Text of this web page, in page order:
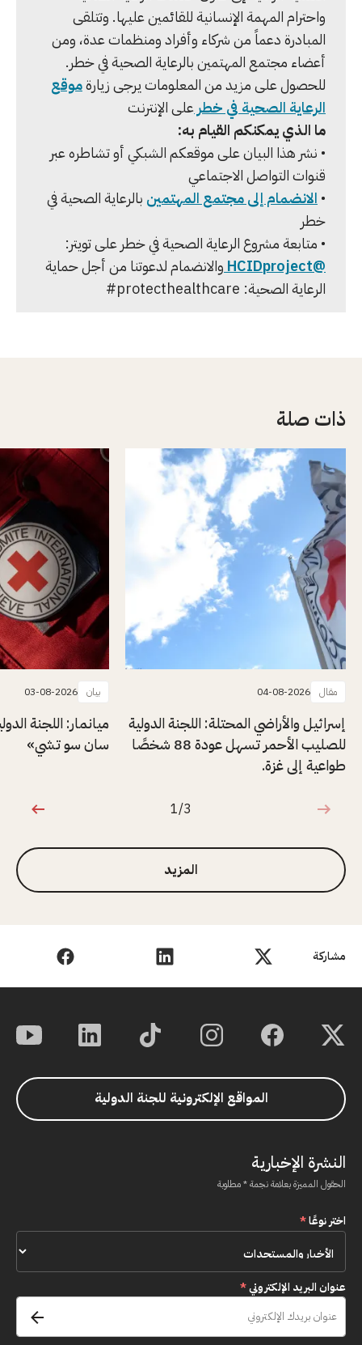
مشاركة
واحترام المهمة الإنسانية للقائمين عليها. وتتلقى
المبادرة دعماً من شركاء وأفراد ومنظمات عدة، ومن
أعضاء مجتمع المهتمين بالرعاية الصحية في خطر.
للحصول على مزيد من المعلومات يرجى زيارةموقع
الرعاية الصحية في خطر على الإنترنت
ما الذي يمكنكم القيام به:
• نشر هذا البيان على موقعكم الشبكي أو تشاطره عبر
قنوات التواصل الاجتماعي
• الانضمام إلى مجتمع المهتمين بالرعاية الصحية في
خطر
• متابعة مشروع الرعاية الصحية في خطر على تويتر:
@HCIDproject
والانضمام لدعوتنا من أجل حماية
الرعاية الصحية: protecthealthcare#
ذات صلة
مقال 04-08-2026
إسرائيل والأراضي المحتلة: اللجنة الدولية
للصليب الأحمر تسهل عودة 88 شخصًا
طواعية إلى غزة.
بيان 03-08-2026
ميانمار: اللجنة
سان سو تشي»
1 من 3
1/3
المزيد
المواقع الإلكترونية للجنة الدولية
النشرة الإخبارية
الحقول المميزة بعلامة نجمة * مطلوبة
اختر نوعًا*
عنوان البريد الإلكتروني*